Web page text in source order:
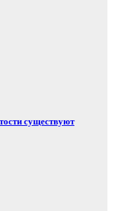
существуют